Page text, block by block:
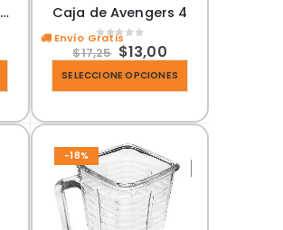
Cadena de Plata para hombre Caja de Avengers 4
out of 5
$17,25 $13,00
Envío Gratis
SELECCIONE OPCIONES
-18%